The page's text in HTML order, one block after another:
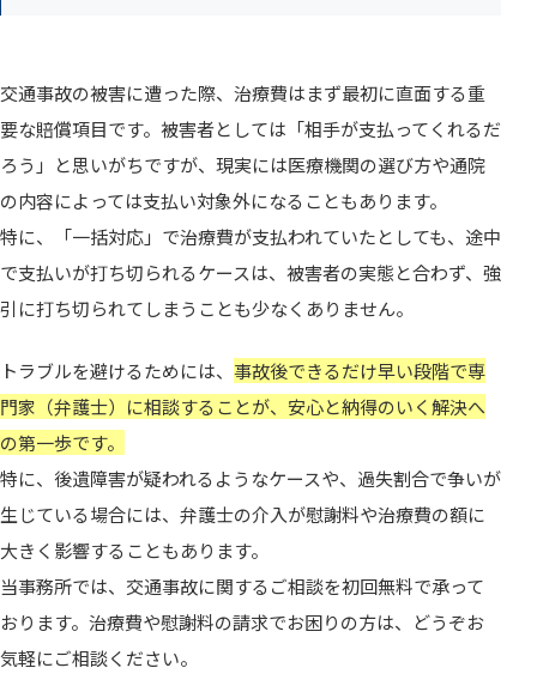
交通事故の被害に遭った際、治療費はまず最初に直面する重
要な賠償項目です。被害者としては「相手が支払ってくれるだ
ろう」と思いがちですが、現実には医療機関の選び方や通院
の内容によっては支払い対象外になることもあります。
特に、「一括対応」で治療費が支払われていたとしても、途中
で支払いが打ち切られるケースは、被害者の実態と合わず、強
引に打ち切られてしまうことも少なくありません。
トラブルを避けるためには、 事故後できるだけ早い段階で専
門家（弁護士）に相談することが、安心と納得のいく解決へ
の第一歩です。
特に、後遺障害が疑われるようなケースや、過失割合で争いが
生じている場合には、弁護士の介入が慰謝料や治療費の額に
大きく影響することもあります。
当事務所では、交通事故に関するご相談を初回無料で承って
おります。治療費や慰謝料の請求でお困りの方は、どうぞお
気軽にご相談ください。